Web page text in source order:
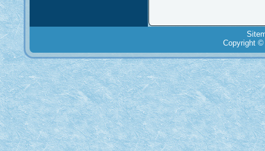
Copyright ©